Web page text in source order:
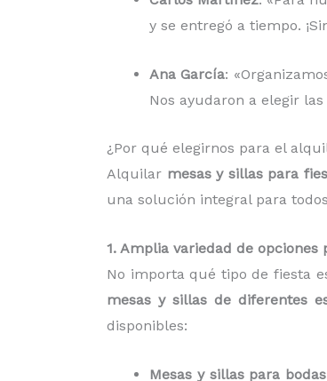
y se entregó a tiempo.
Ana García:
Nos ayudaron a elegir
¿Por qué elegirnos para el
Alquilar mesas y sillas para
una solución integral para
1. Amplia variedad de opciones
No importa qué tipo de fiesta
mesas y sillas de diferentes
disponibles:
Mesas y sillas para bodas